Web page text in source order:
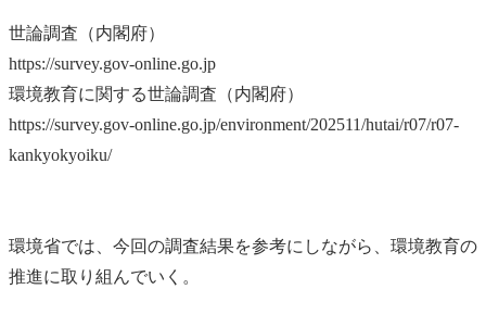
世論調査（内閣府）
https://survey.gov-online.go.jp
環境教育に関する世論調査（内閣府）
https://survey.gov-online.go.jp/environment/202511/hutai/r07/r07-
kankyokyoiku/
環境省では、今回の調査結果を参考にしながら、環境教育の
推進に取り組んでいく。